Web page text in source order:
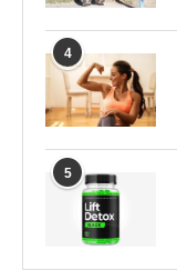
4
5